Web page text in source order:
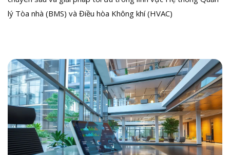
lý Tòa nhà (BMS) và Điều hòa Không khí (HVAC)